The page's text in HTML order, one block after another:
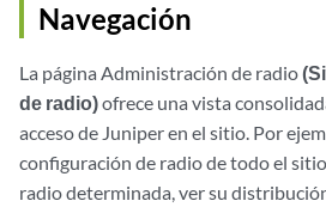
Navegación
La página Administración de radio
de radio)ofrece una vista
acceso de Juniper en el sitio. Por
configuración de radio de todo el
radio determinada, ver su